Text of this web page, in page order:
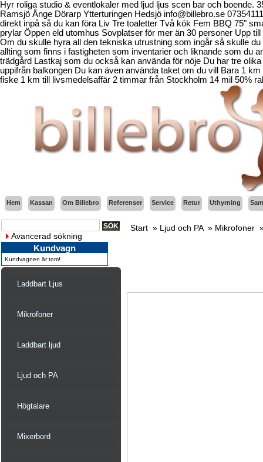
Hyr roliga studio & eventlokaler med ljud ljus scen bar och
Ramsjö Ånge Dörarp Ytterturingen Hedsjö info@billebro.se
direkt inpå så du kan föra Liv Tre toaletter Två kök Fem BBQ 75"
prylar Öppen eld utomhus Sovplatser för mer än 30 personer Upp
Om du skulle hyra all den tekniska utrustning som ingår så skulle
allting som finns i fastigheten som inventarier och liknande som du
trädgård Lastkaj som du också kan använda för nöje Du har tre
uppifrån balkongen Du kan även använda taket om du vill Bara 1
fiske 1 km till livsmedelsaffär 2 timmar från Stockholm 14 mil 50%
Hem Kassan Om Billebro Referenser Service Retur Uthyrning
Avancerad sökning
Kundvagn
Kundvagnen är tom!
Laddbart Ljus
Mikrofoner
Laddbart ljud
Ljud och PA
Högtalare
Mixerbord
Start » Ljud och PA» Mikrofoner